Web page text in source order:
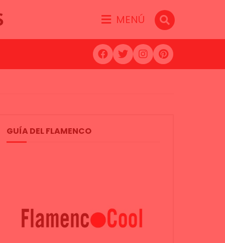
MENÚ
GUÍA DEL FLAMENCO